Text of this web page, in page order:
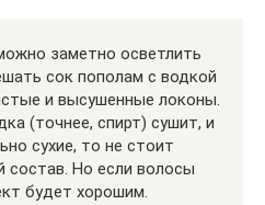
заметно осветлить
сок пополам с водкой
и высушенные локоны.
(точнее, спирт) сушит, и
сухие, то не стоит
состав. Но если волосы
будет хорошим.